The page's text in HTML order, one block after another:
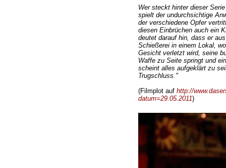
Wer steckt hinter dieser
spielt der undurchsichtige
der verschiedene Opfer
diesen Einbrüchen auch ein
deutet darauf hin, dass er
Schießerei in einem Lokal,
Gesicht verletzt wird, seine
Waffe zu Seite springt und
scheint alles aufgeklärt zu
Trugschluss."
(Filmplot auf http://
datum=29.05.2011)